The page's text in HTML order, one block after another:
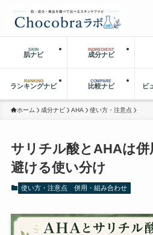
SKIN
肌ナビ
INGREDIENT
成分ナビ
RANKING
ランキングナビ
COMPARE
比較ナビ ビ
ホーム 成分ナビ AHA 使い方・注意点
サリチル酸とAHAは
避ける使い分け
使い方・注意点 併用・組み合わせ